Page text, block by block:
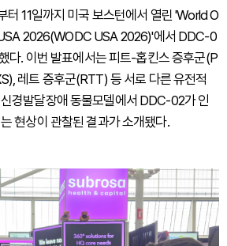
11일까지 미국 보스턴에서 열린 'World O
2026(WODC USA 2026)'에서 DDC-0
다. 이번 발표에서는 피트-홉킨스 증후군(P
레트 증후군(RTT) 등 서로 다른 유전적
경발달장애 동물모델에서 DDC-02가 인
현상이 관찰된 결과가 소개됐다.